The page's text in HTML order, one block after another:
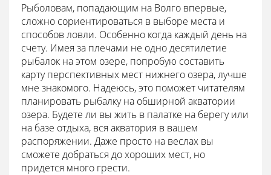
Рыболовам, попадающим на Волго впервые,
сложно сориентироваться в выборе места и
способов ловли. Особенно когда каждый день на
счету. Имея за плечами не одно десятилетие
рыбалок на этом озере, попробую составить
карту перспективных мест нижнего озера, лучше
мне знакомого. Надеюсь, это поможет читателям
планировать рыбалку на обширной акватории
озера. Будете ли вы жить в палатке на берегу или
на базе отдыха, вся акватория в вашем
распоряжении. Даже просто на веслах вы
сможете добраться до хороших мест, но
придется много грести.